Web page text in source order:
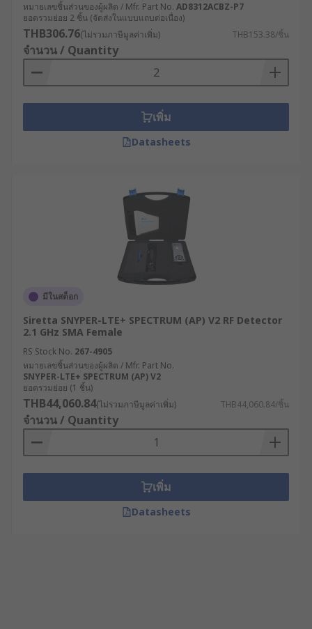
หมายเลขชิ้นส่วนของผู้ผลิต / Mfr. Part No. AD8312ACBZ-P7
ยอดรวมย่อย 2 ชิ้น (จัดส่งในแบบแถบต่อเนื่อง)
THB306.76(ไม่รวมภาษีมูลค่าเพิ่ม) THB153.38/ชิ้น
จำนวน / Quantity
เพิ่ม
Datasheets
มีในสต็อก
Siretta SNYPER-LTE+ SPECTRUM (AP) V2 RF Detector
2.1 GHz SMA Female
RS Stock No. 267-4905
หมายเลขชิ้นส่วนของผู้ผลิต / Mfr. Part No.
SNYPER-LTE+ SPECTRUM (AP) V2
ยอดรวมย่อย (1 ชิ้น)
THB44,060.84(ไม่รวมภาษีมูลค่าเพิ่ม) THB44,060.84/ชิ้น
จำนวน / Quantity
เพิ่ม
Datasheets